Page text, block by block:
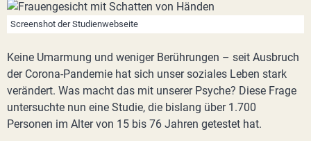
Screenshot der Studienwebseite
Keine Umarmung und weniger Berührungen – seit Ausbruch
der Corona-Pandemie hat sich unser soziales Leben stark
verändert. Was macht das mit unserer Psyche? Diese Frage
untersuchte nun eine Studie, die bislang über 1.700
Personen im Alter von 15 bis 76 Jahren getestet hat.